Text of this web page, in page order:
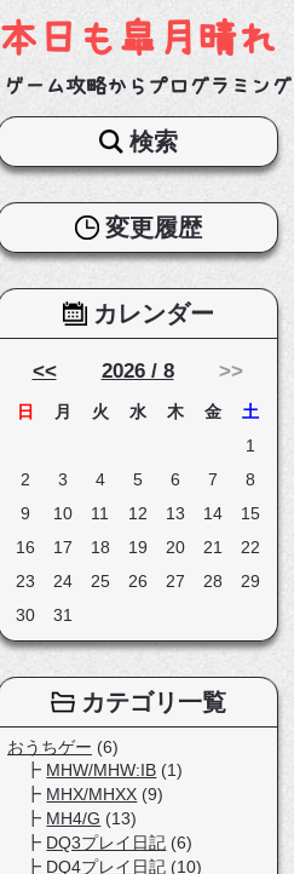
本日も皐月晴れ
ゲーム攻略からプログラミン
検索
変更履歴
カレンダー
<< 2026 / 8 >>
日 月 火 水 木 金
土
1
2
3 4 5 6 7
8
9
10 11 12 13 14
15
16
17 18 19 20 21
22
23
24 25 26 27 28
29
30
31
カテゴリ一覧
おうちゲー (6)
MHW/MHW:IB (1)
MHX/MHXX (9)
MH4/G (13)
DQ3プレイ日記 (6)
DQ4プレイ日記 (10)